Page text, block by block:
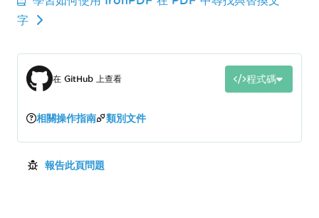
字
在 GitHub 上查看 程式碼
相關操作指南 類別文件
報告此頁問題